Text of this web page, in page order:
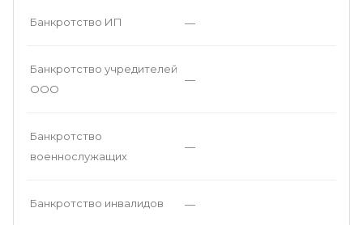
Банкротство ИП —
Банкротство учредителей
ООО
—
Банкротство
военнослужащих
—
Банкротство инвалидов —